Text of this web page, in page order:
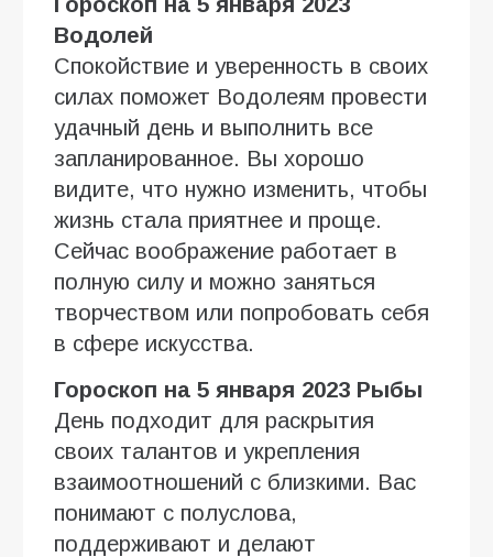
Водолей
Спокойствие и уверенность в своих
силах поможет Водолеям провести
удачный день и выполнить все
запланированное. Вы хорошо
видите, что нужно изменить, чтобы
жизнь стала приятнее и проще.
Сейчас воображение работает в
полную силу и можно заняться
творчеством или попробовать себя
в сфере искусства.
Гороскоп на 5 января 2023 Рыбы
День подходит для раскрытия
своих талантов и укрепления
взаимоотношений с близкими. Вас
понимают с полуслова,
поддерживают и делают